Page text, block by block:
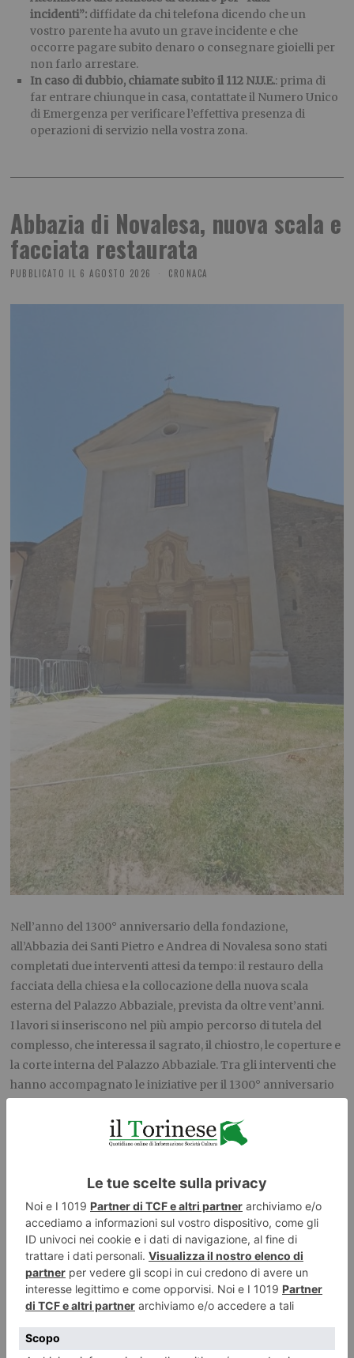
incidenti”:diffidate da chi telefona dicendo che un
vostro parente ha avuto un grave incidente e che
occorre pagare subito denaro o consegnare gioielli per
non farlo arrestare.
In caso di dubbio, chiamate subito il 112 N.U.E.: prima di
far entrare chiunque in casa, contattate il Numero Unico
di Emergenza per verificare l’effettiva presenza di
operazioni di servizio nella vostra zona.
Abbazia di Novalesa, nuova scala e
facciata restaurata
PUBBLICATO IL 6 AGOSTO 2026 CRONACA
Nell’anno del 1300° anniversario della fondazione,
all’Abbazia dei Santi Pietro e Andrea di Novalesa sono stati
completati due interventi attesi da tempo: il restauro della
facciata della chiesa e la collocazione della nuova scala
esterna del Palazzo Abbaziale, prevista da oltre vent’anni.
I lavori si inseriscono nel più ampio percorso di tutela del
complesso, che interessa il sagrato, il chiostro, le coperture e
la corte interna del Palazzo Abbaziale. Tra gli interventi che
hanno accompagnato le iniziative per il 1300° anniversario
funzionale finanziato dalla Città metropolitana di Torino,
proprietaria dell’Abbazia dal 1973, con circa 2 milioni di euro.
e sui prospetti del sagrato, della chiesa, del cortile e del
chiostro, sulle pavimentazioni e sulla scala già presente nel
cortile, il risanamento conservativo delle coperture.
L’intervento sulla facciata della chiesa è stato accompagnato
dal rifacimento della pavimentazione del sagrato e dalla
realizzazione di un’intercapedine aerata, necessaria per
contrastare l’umidità di risalita che nel tempo aveva
Il restauro ha riportato in evidenza le diverse fasi della storia